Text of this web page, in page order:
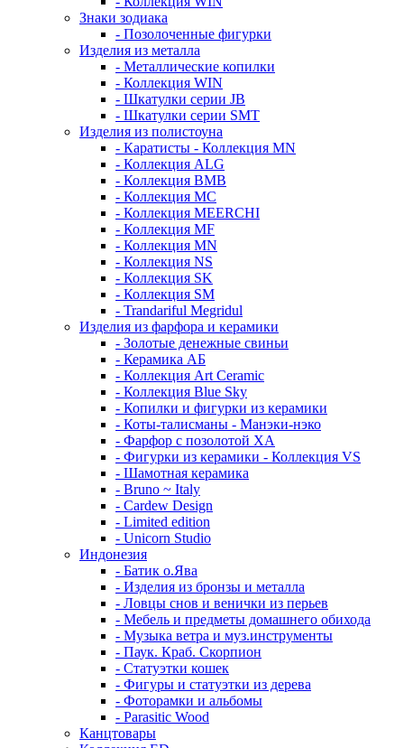
Знаки зодиака
- Позолоченные фигурки
Изделия из металла
- Металлические копилки
- Коллекция WIN
- Шкатулки серии JB
- Шкатулки серии SMT
Изделия из полистоуна
- Каратисты - Коллекция MN
- Коллекция ALG
- Коллекция BMB
- Коллекция MC
- Коллекция MEERCHI
- Коллекция MF
- Коллекция MN
- Коллекция NS
- Коллекция SK
- Коллекция SM
- Trandariful Megridul
Изделия из фарфора и керамики
- Золотые денежные свиньи
- Керамика АБ
- Коллекция Art Ceramic
- Коллекция Blue Sky
- Копилки и фигурки из керамики
- Коты-талисманы - Манэки-нэко
- Фарфор с позолотой XA
- Фигурки из керамики - Коллекция VS
- Шамотная керамика
- Bruno ~ Italy
- Cardew Design
- Limited edition
- Unicorn Studio
Индонезия
- Батик о.Ява
- Изделия из бронзы и металла
- Ловцы снов и венички из перьев
- Мебель и предметы домашнего обихода
- Музыка ветра и муз.инструменты
- Паук. Краб. Скорпион
- Статуэтки кошек
- Фигуры и статуэтки из дерева
- Фоторамки и альбомы
- Parasitic Wood
Канцтовары